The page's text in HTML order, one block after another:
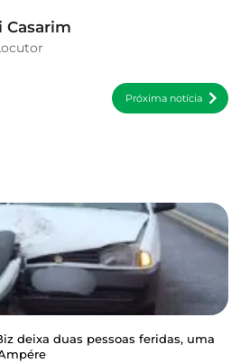
Casarim
Próxima notícia
deixa duas pessoas feridas, uma